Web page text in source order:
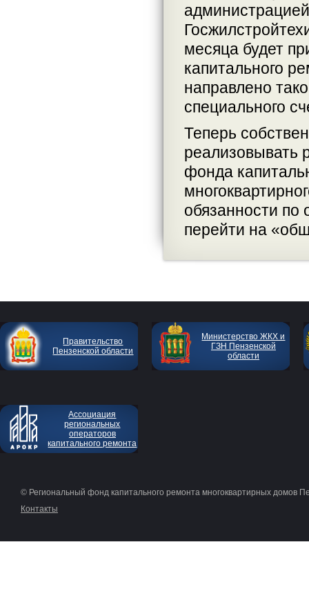
месяца будет
капитального
направлено
специального
Теперь
реализовывать
фонда
обязанности по
перейти на
Правительство
Пензенской области
Министерство ЖКХ и
ГЗН Пензенской
области
Ассоциация
региональных
операторов
капитального ремонта
© Региональный фонд капитального ремонта многоквартирных домов
Контакты